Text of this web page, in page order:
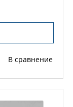
В сравнение